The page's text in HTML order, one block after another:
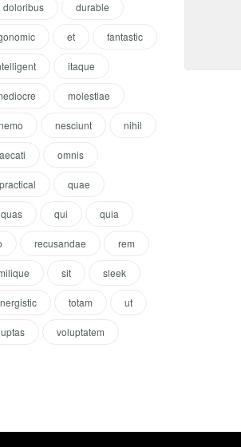
doloribus durable
et fantastic
itaque
molestiae
nesciunt nihil
omnis
practical quae
quas qui quia
recusandae rem
sit sleek
totam ut
voluptatem